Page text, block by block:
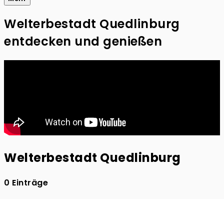
Welterbestadt Quedlinburg
entdecken und genießen
Welterbestadt Quedlinburg
0 Einträge